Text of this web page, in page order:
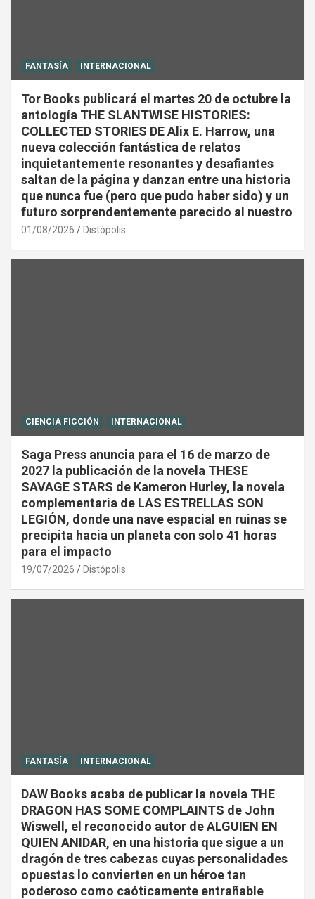
FANTASÍA INTERNACIONAL
Tor Books publicará el martes 20 de octubre la
antología THE SLANTWISE HISTORIES:
COLLECTED STORIES DE Alix E. Harrow, una
nueva colección fantástica de relatos
inquietantemente resonantes y desafiantes
saltan de la página y danzan entre una historia
que nunca fue (pero que pudo haber sido) y un
futuro sorprendentemente parecido al nuestro
01/08/2026 Distópolis
CIENCIA FICCIÓN INTERNACIONAL
Saga Press anuncia para el 16 de marzo de
2027 la publicación de la novela THESE
SAVAGE STARS de Kameron Hurley, la novela
complementaria de LAS ESTRELLAS SON
LEGIÓN, donde una nave espacial en ruinas se
precipita hacia un planeta con solo 41 horas
para el impacto
19/07/2026 Distópolis
FANTASÍA INTERNACIONAL
DAW Books acaba de publicar la novela THE
DRAGON HAS SOME COMPLAINTS de John
Wiswell, el reconocido autor de ALGUIEN EN
QUIEN ANIDAR, en una historia que sigue a un
dragón de tres cabezas cuyas personalidades
opuestas lo convierten en un héroe tan
poderoso como caóticamente entrañable